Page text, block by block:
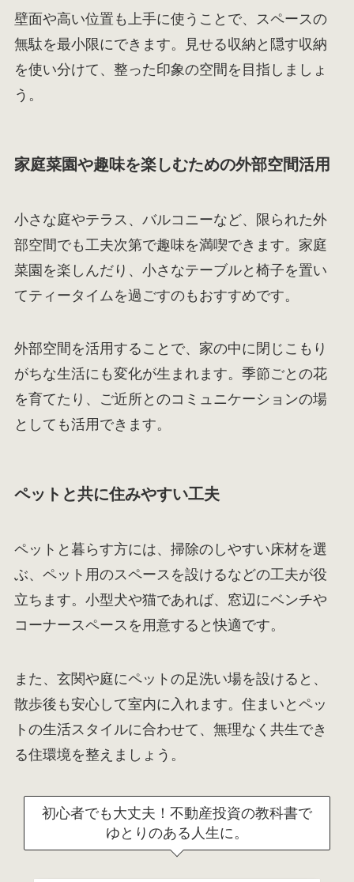
壁面や高い位置も上手に使うことで、スペースの
無駄を最小限にできます。見せる収納と隠す収納
を使い分けて、整った印象の空間を目指しましょ
う。
家庭菜園や趣味を楽しむための外部空間活用
小さな庭やテラス、バルコニーなど、限られた外
部空間でも工夫次第で趣味を満喫できます。家庭
菜園を楽しんだり、小さなテーブルと椅子を置い
てティータイムを過ごすのもおすすめです。
外部空間を活用することで、家の中に閉じこもり
がちな生活にも変化が生まれます。季節ごとの花
を育てたり、ご近所とのコミュニケーションの場
としても活用できます。
ペットと共に住みやすい工夫
ペットと暮らす方には、掃除のしやすい床材を選
ぶ、ペット用のスペースを設けるなどの工夫が役
立ちます。小型犬や猫であれば、窓辺にベンチや
コーナースペースを用意すると快適です。
また、玄関や庭にペットの足洗い場を設けると、
散歩後も安心して室内に入れます。住まいとペッ
トの生活スタイルに合わせて、無理なく共生でき
る住環境を整えましょう。
初心者でも大丈夫！不動産投資の教科書で
ゆとりのある人生に。